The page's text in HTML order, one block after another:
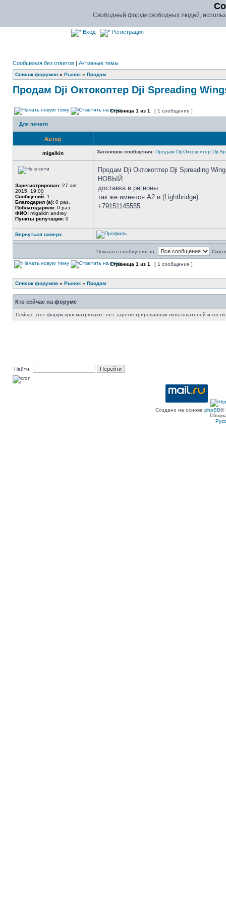
Свободный форум свободных людей,
Вход Регистрация
Сообщения без ответов | Активные темы
Список форумов » Рынок » Продам
Продам Dji Октокоптер Dji Spreading
Страница 1 из 1 [ 1 сообщение ]
Для печати
Автор
migalkin Заголовок сообщения: Продам Dji Октокоптер Dji
Зарегистрирован: 27 авг
2015, 19:00
Сообщений: 1
Благодарил (а): 0 раз.
Поблагодарили: 0 раз.
ФИО: migalkin andrey
Пункты репутации: 0
Продам Dji Октокоптер Dji Spreading
НОВЫЙ
доставка в регионы
так же имеется А2 и (Lightbridge)
+79151145555
Вернуться наверх
Показать сообщения за:
Страница 1 из 1 [ 1 сообщение ]
Список форумов » Рынок » Продам
Кто сейчас на форуме
Сейчас этот форум просматривают: нет зарегистрированных пользователей и
Найти:
Создано на основе phpBB®